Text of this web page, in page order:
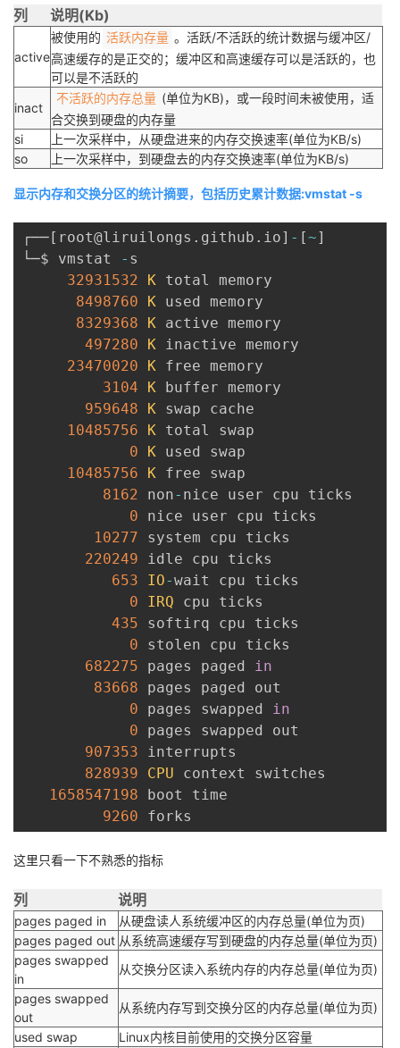
列 说明(Kb)
active
被使用的 活跃内存量 。活跃/不活跃的统计数据与缓冲区/
高速缓存的是正交的；缓冲区和高速缓存可以是活跃的，也
可以是不活跃的
inact
不活跃的内存总量 (单位为KB)，或一段时间未被使用，适
合交换到硬盘的内存量
si
上一次采样中，从硬盘进来的内存交换速率(单位为KB/s)
so
上一次采样中，到硬盘去的内存交换速率(单位为KB/s)
显示内存和交换分区的统计摘要，包括历史累计数据:vmstat -s
┌──[ root@liruilongs . github . io] - [~]
└─$ vmstat
- s
32931532
K total memory
8498760
K used memory
8329368
K active memory
497280
K inactive memory
23470020
K free memory
3104
K buffer memory
959648
K swap cache
10485756
K total swap
0
K used swap
10485756
K free swap
8162 non- nice user cpu ticks
0 nice user cpu ticks
10277 system cpu ticks
220249 idle cpu ticks
653
IO-wait cpu ticks
0
IRQ cpu ticks
435 softirq cpu ticks
0 stolen cpu ticks
682275 pages paged in
83668 pages paged out
0 pages swapped in
0 pages swapped out
907353 interrupts
828939
CPU context switches
1658547198 boot time
9260
这里只看一下不熟悉的指标
列 说明
pages paged in
从硬盘读人系统缓冲区的内存总量(单位为页)
pages paged out 从系统高速缓存写到硬盘的内存总量(单位为页)
pages swapped
in
从交换分区读入系统内存的内存总量(单位为页)
pages swapped
out
从系统内存写到交换分区的内存总量(单位为页)
used swap
Linux内核目前使用的交换分区容量